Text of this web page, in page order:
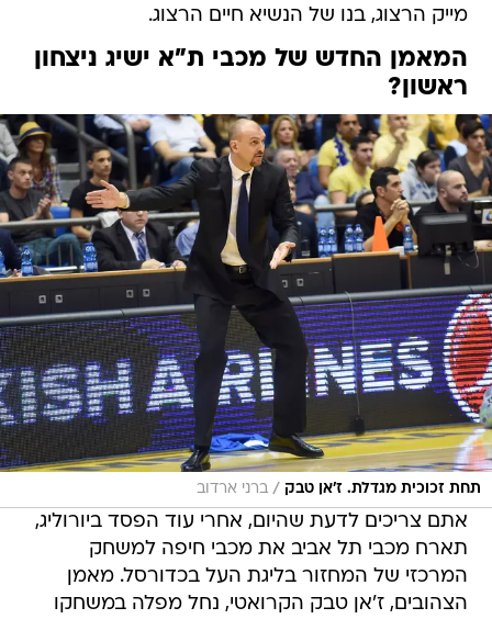
מייק הרצוג, בנו של הנשיא חיים הרצוג.
המאמן החדש של מכבי ת"א ישיג ניצחון
ראשון?
תחת זכוכית מגדלת. ז'אן טבק / ברני ארדוב
אתם צריכים לדעת שהיום, אחרי עוד הפסד ביורוליג,
תארח מכבי תל אביב את מכבי חיפה למשחק
המרכזי של המחזור בליגת העל בכדורסל. מאמן
הצהובים, ז'אן טבק הקרואטי, נחל מפלה במשחקו